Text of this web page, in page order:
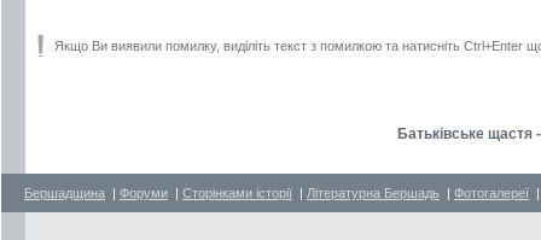
Якщо Ви виявили помилку, виділіть текст з помилкою та натисніть Ctrl+Enter
Батьківське
Бершадщина | Форуми | Сторінками історії | Літературна Бершадь | Фотогалереї